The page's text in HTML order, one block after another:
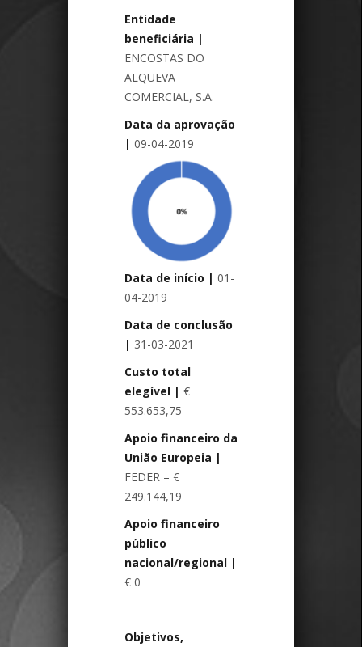
Entidade
beneficiária |
ENCOSTAS DO
ALQUEVA
COMERCIAL, S.A.
Data da aprovação
| 09-04-2019
Data de início | 01-
04-2019
Data de conclusão
| 31-03-2021
Custo total
elegível | €
553.653,75
Apoio financeiro da
União Europeia |
FEDER – €
249.144,19
Apoio financeiro
público
nacional/regional |
€ 0
Objetivos,